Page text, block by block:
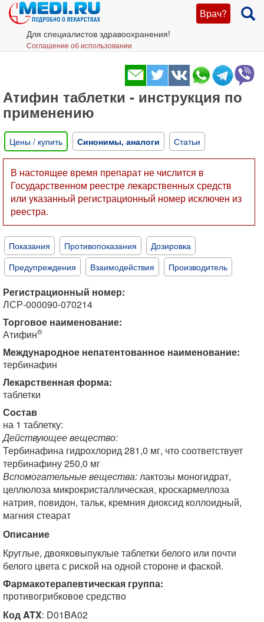
Врач?
Для специалистов здравоохранения!
Соглашение об использовании
Атифин таблетки - инструкция по
применению
Цены / купить Синонимы, аналоги Статьи
В настоящее время препарат не числится в
Государственном реестре лекарственных средств
или указанный регистрационный номер исключен из
реестра.
Показания Противопоказания
Дозировка
Предупреждения
Взаимодействия Производитель
Регистрационный номер:
ЛСР-000090-070214
Торговое наименование:
Атифин®
Международное непатентованное наименование:
тербинафин
Лекарственная форма:
таблетки
Состав
на 1 таблетку:
Действующее вещество:
Тербинафина гидрохлорид 281,0 мг, что соответствует
тербинафину 250,0 мг
Вспомогательные вещества:лактозы моногидрат,
целлюлоза микрокристаллическая, кроскармеллоза
натрия, повидон, тальк, кремния диоксид коллоидный,
магния стеарат
Описание
Круглые, двояковыпуклые таблетки белого или почти
белого цвета с риской на одной стороне и фаской.
Фармакотерапевтическая группа:
противогрибковое средство
Код ATX: D01BA02